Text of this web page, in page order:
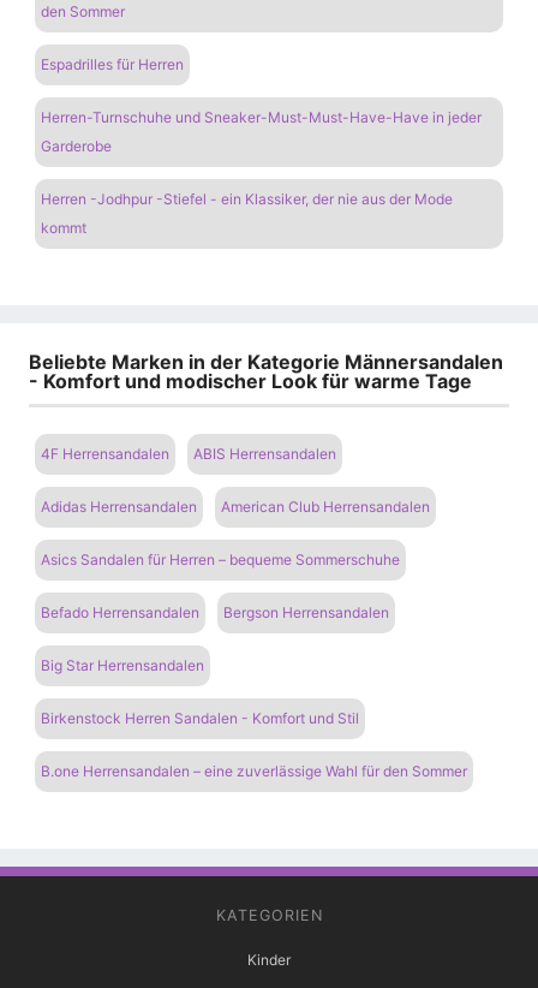
den Sommer
Espadrilles für Herren
Herren-Turnschuhe und Sneaker-Must-Must-Have-Have in jeder
Garderobe
Herren -Jodhpur -Stiefel - ein Klassiker, der nie aus der Mode
kommt
Beliebte Marken in der Kategorie Männersandalen
- Komfort und modischer Look für warme Tage
4F Herrensandalen ABIS Herrensandalen
Adidas Herrensandalen American Club Herrensandalen
Asics Sandalen für Herren – bequeme Sommerschuhe
Befado Herrensandalen Bergson Herrensandalen
Big Star Herrensandalen
Birkenstock Herren Sandalen - Komfort und Stil
B.one Herrensandalen – eine zuverlässige Wahl für den Sommer
KATEGORIEN
Kinder